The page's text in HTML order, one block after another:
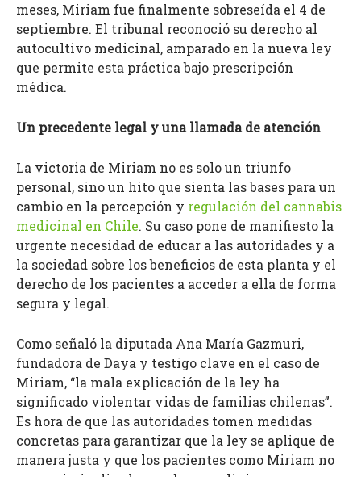
meses, Miriam fue finalmente sobreseída el 4 de
septiembre. El tribunal reconoció su derecho al
autocultivo medicinal, amparado en la nueva ley
que permite esta práctica bajo prescripción
médica.
Un precedente legal y una llamada de atención
La victoria de Miriam no es solo un triunfo
personal, sino un hito que sienta las bases para un
cambio en la percepción y regulación del cannabis
medicinal en Chile. Su caso pone de manifiesto la
urgente necesidad de educar a las autoridades y a
la sociedad sobre los beneficios de esta planta y el
derecho de los pacientes a acceder a ella de forma
segura y legal.
Como señaló la diputada Ana María Gazmuri,
fundadora de Daya y testigo clave en el caso de
Miriam, “la mala explicación de la ley ha
significado violentar vidas de familias chilenas”.
Es hora de que las autoridades tomen medidas
concretas para garantizar que la ley se aplique de
manera justa y que los pacientes como Miriam no